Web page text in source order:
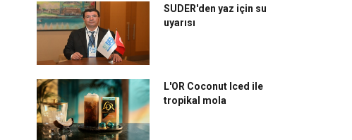
SUDER'den yaz için su
uyarısı
L'OR Coconut Iced ile
tropikal mola